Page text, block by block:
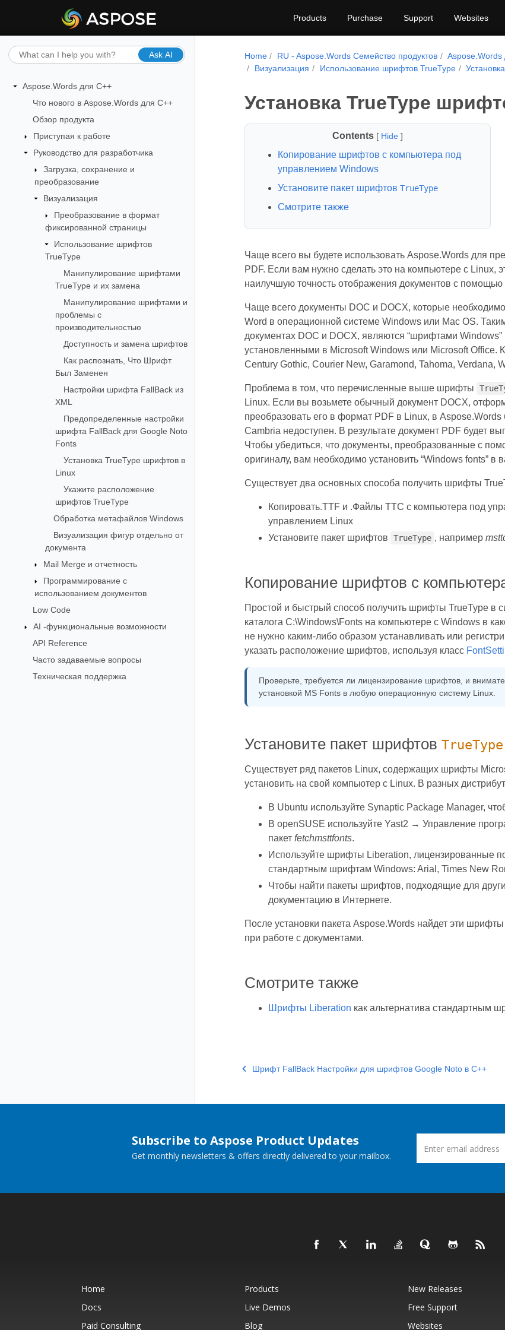
Products Purchase Support Websites
Ask AI
Aspose.Words для C++
Что нового в Aspose.Words для C++
Обзор продукта
Приступая к работе
Руководство для разработчика
Загрузка, сохранение и
преобразование
Визуализация
Преобразование в формат
фиксированной страницы
Использование шрифтов
TrueType
Манипулирование шрифтами
TrueType и их замена
Манипулирование шрифтами и
проблемы с
производительностью
Доступность и замена шрифтов
Как распознать, Что Шрифт
Был Заменен
Настройки шрифта FallBack из
XML
Предопределенные настройки
шрифта FallBack для Google Noto
Fonts
Установка TrueType шрифтов в
Linux
Укажите расположение
шрифтов TrueType
Обработка метафайлов Windows
Визуализация фигур отдельно от
документа
Mail Merge и отчетность
Программирование с
использованием документов
Low Code
AI -функциональные возможности
API Reference
Часто задаваемые вопросы
Техническая поддержка
Home RU - Aspose.Words Семейство продуктов Aspose.Words
Визуализация
Использование шрифтов TrueType
Установка TrueType
Contents[ Hide ]
Копирование шрифтов с компьютера под
управлением Windows
Установите пакет шрифтов TrueType
Смотрите также
Чаще всего вы будете использовать Aspose.Words для
PDF. Если вам нужно сделать это на компьютере с Linux,
наилучшую точность отображения документов с помощью
Чаще всего документы DOC и DOCX, которые
Word в операционной системе Windows или Mac OS.
документах DOC и DOCX, являются “шрифтами
установленными в Microsoft Windows или Microsoft Office.
Century Gothic, Courier New, Garamond, Tahoma, Verdana,
Проблема в том, что перечисленные выше шрифты
Linux. Если вы возьмете обычный документ DOCX,
преобразовать его в формат PDF в Linux, в Aspose.Words
Cambria недоступен. В результате документ PDF будет
Чтобы убедиться, что документы, преобразованные с
оригиналу, вам необходимо установить “Windows fonts” в
Существует два основных способа получить шрифты
Копировать.TTF и .Файлы TTC с компьютера под
управлением Linux
Установите пакет шрифтов
TrueType , например
Копирование шрифтов с
Простой и быстрый способ получить шрифты TrueType в
каталога C:\Windows\Fonts на компьютере с Windows в
не нужно каким-либо образом устанавливать или
указать расположение шрифтов, используя класс
Проверьте, требуется ли лицензирование шрифтов, и
установкой MS Fonts в любую операционную систему Linux.
Установите пакет шрифтов TrueType
Существует ряд пакетов Linux, содержащих шрифты
установить на свой компьютер с Linux. В разных
В Ubuntu используйте Synaptic Package Manager,
В openSUSE используйте Yast2 → Управление
пакет fetchmsttfonts.
Используйте шрифты Liberation, лицензированные
стандартным шрифтам Windows: Arial, Times New
Чтобы найти пакеты шрифтов, подходящие для
документацию в Интернете.
После установки пакета Aspose.Words найдет эти
при работе с документами.
Смотрите также
Шрифты Liberation как альтернатива стандартным
Шрифт FallBack Настройки для шрифтов Google Noto в C++
Subscribe to Aspose Product Updates
Get monthly newsletters & offers directly delivered to your mailbox.
Home Products New Releases
Docs
Live Demos Free Support
Paid Consulting
Blog Websites